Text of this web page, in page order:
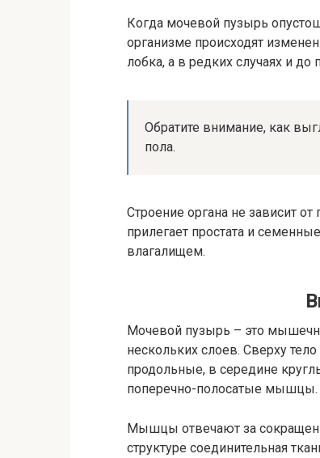
Когда мочевой пузырь
организме происходят
лобка, а в редких случаях и до
Обратите внимание, как
пола.
Строение органа не зависит
прилегает простата и
влагалищем.
Мочевой пузырь – это
нескольких слоев. Сверху
продольные, в середине
поперечно-полосатые мышцы.
Мышцы отвечают за
структуре соединительная